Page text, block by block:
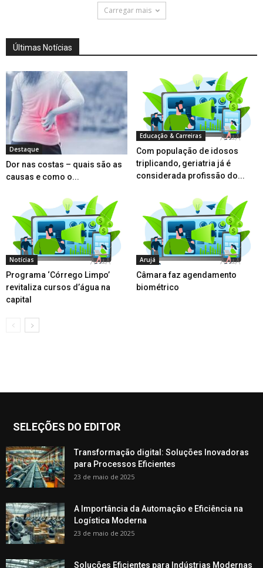
Carregar mais
Últimas Notícias
Destaque
Dor nas costas – quais são as
causas e como o...
Educação & Carreiras
Com população de idosos
triplicando, geriatria já é
considerada profissão do...
Notícias
Programa ‘Córrego Limpo’
revitaliza cursos d’água na
capital
Arujá
Câmara faz agendamento
biométrico
SELEÇÕES DO EDITOR
Transformação digital: Soluções Inovadoras
para Processos Eficientes
23 de maio de 2025
A Importância da Automação e Eficiência na
Logística Moderna
23 de maio de 2025
Soluções Eficientes para Indústrias Modernas